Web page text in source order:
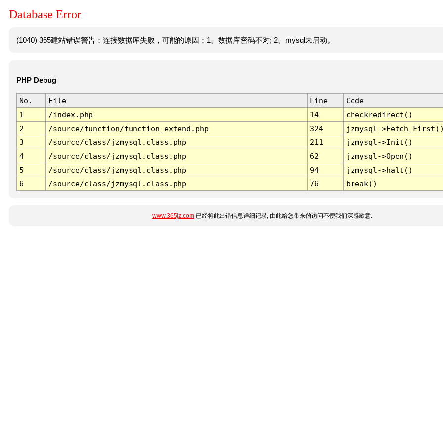
Database Error
(1040) 365建站错误警告：连接数据库失败，可能的原因：1、数据库密码不对; 2、mysql未启动。
PHP Debug
No. File Line
Code
1
/index.php 14
checkredirect()
2
/source/function/function_extend.php 324
jzmysql-
3
/source/class/jzmysql.class.php 211
jzmysql->Init()
4
/source/class/jzmysql.class.php 62
jzmysql->Open()
5
/source/class/jzmysql.class.php 94
jzmysql->halt()
6
/source/class/jzmysql.class.php 76 break()
www.365jz.com已经将此出错信息详细记录, 由此给您带来的访问不便我们深感歉意.